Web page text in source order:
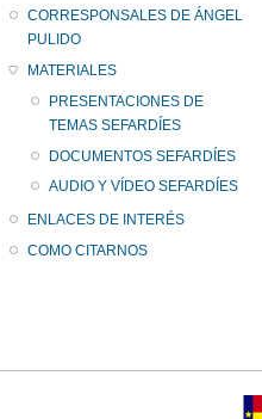
CORRESPONSALES DE ÁNGEL
PULIDO
MATERIALES
PRESENTACIONES DE
TEMAS SEFARDÍES
DOCUMENTOS SEFARDÍES
AUDIO Y VÍDEO SEFARDÍES
ENLACES DE INTERÉS
COMO CITARNOS